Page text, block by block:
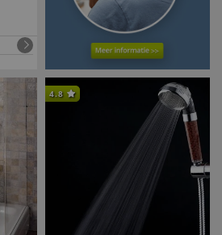
4.8